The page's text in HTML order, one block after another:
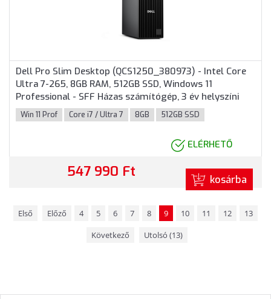
Dell Pro Slim Desktop (QCS1250_380973) - Intel Core
Ultra 7-265, 8GB RAM, 512GB SSD, Windows 11
Professional - SFF Házas számítógép, 3 év helyszíni
garancia
Win 11 Prof Core i7 / Ultra 7 8GB 512GB SSD
ELÉRHETŐ
547 990 Ft kosárba
Első Előző 4 5 6 7 8 9 10 11 12
13
Következő
Utolsó (13)